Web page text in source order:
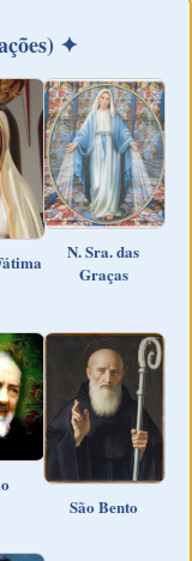
✦
N. Sra. das
Graças
São Bento